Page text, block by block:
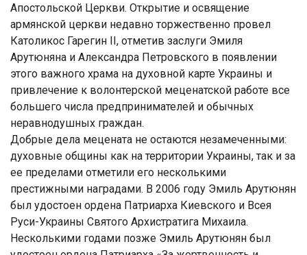
Апостольской Церкви. Открытие и освящение
армянской церкви недавно торжественно провел
Католикос Гарегин II, отметив заслуги Эмиля
Арутюняна и Александра Петровского в появлении
этого важного храма на духовной карте Украины и
привлечение к волонтерской меценатской работе все
большего числа предпринимателей и обычных
неравнодушных граждан.
Добрые дела мецената не остаются незамеченными:
духовные общины как на территории Украины, так и за
ее пределами отметили его несколькими
престижными наградами. В 2006 году Эмиль Арутюнян
был удостоен ордена Патриарха Киевского и Всея
Руси-Украины Святого Архистратига Михаила.
Несколькими годами позже Эмиль Арутюнян был